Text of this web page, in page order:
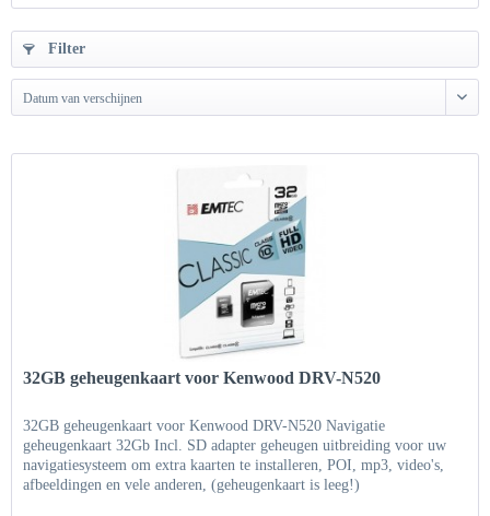
Filter
Datum van verschijnen
32GB geheugenkaart voor Kenwood DRV-N520
32GB geheugenkaart voor Kenwood DRV-N520 Navigatie
geheugenkaart 32Gb Incl. SD adapter geheugen uitbreiding voor uw
navigatiesysteem om extra kaarten te installeren, POI, mp3, video's,
afbeeldingen en vele anderen, (geheugenkaart is leeg!)